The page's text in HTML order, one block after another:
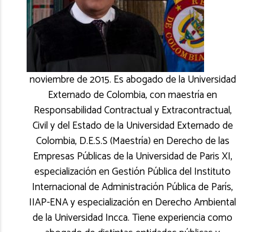
noviembre de 2015. Es abogado de la Universidad
Externado de Colombia, con maestría en
Responsabilidad Contractual y Extracontractual,
Civil y del Estado de la Universidad Externado de
Colombia, D.E.S.S (Maestría) en Derecho de las
Empresas Públicas de la Universidad de Paris XI,
especialización en Gestión Pública del Instituto
Internacional de Administración Pública de París,
IIAP-ENA y especialización en Derecho Ambiental
de la Universidad Incca. Tiene experiencia como